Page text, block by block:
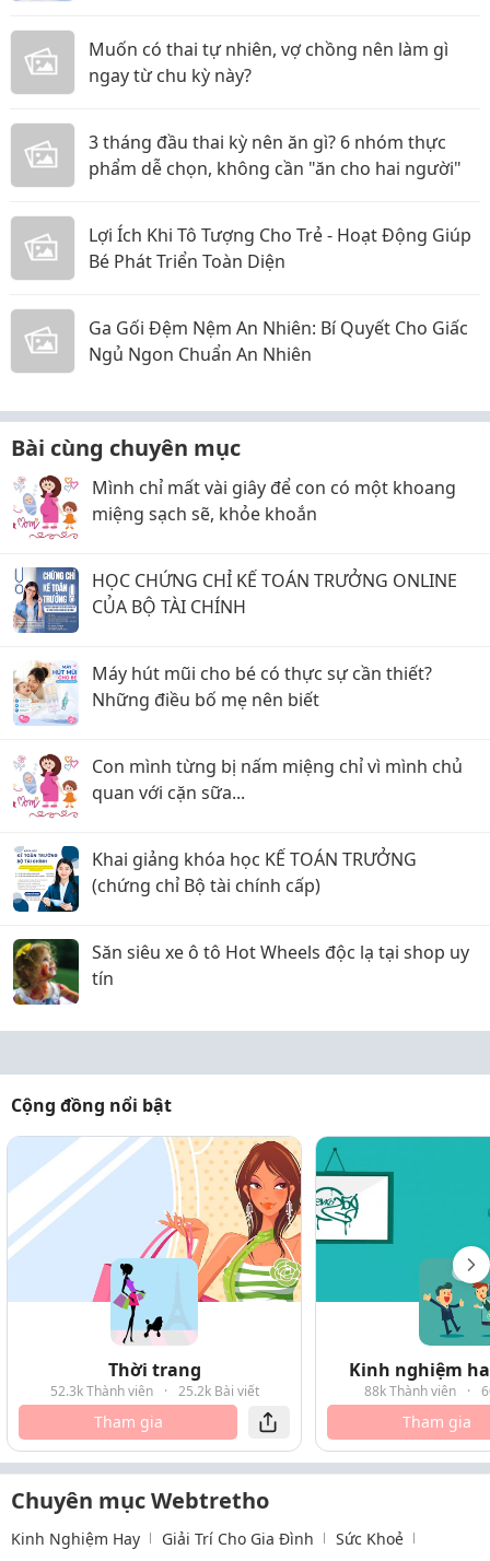
Muốn có thai tự nhiên, vợ chồng nên làm gì
ngay từ chu kỳ này?
3 tháng đầu thai kỳ nên ăn gì? 6 nhóm thực
phẩm dễ chọn, không cần "ăn cho hai người"
Lợi Ích Khi Tô Tượng Cho Trẻ - Hoạt Động Giúp
Bé Phát Triển Toàn Diện
Ga Gối Đệm Nệm An Nhiên: Bí Quyết Cho Giấc
Ngủ Ngon Chuẩn An Nhiên
Bài cùng chuyên mục
Mình chỉ mất vài giây để con có một khoang
miệng sạch sẽ, khỏe khoắn
HỌC CHỨNG CHỈ KẾ TOÁN TRƯỞNG ONLINE
CỦA BỘ TÀI CHÍNH
Máy hút mũi cho bé có thực sự cần thiết?
Những điều bố mẹ nên biết
Con mình từng bị nấm miệng chỉ vì mình chủ
quan với cặn sữa...
Khai giảng khóa học KẾ TOÁN TRƯỞNG
(chứng chỉ Bộ tài chính cấp)
Săn siêu xe ô tô Hot Wheels độc lạ tại shop uy
tín
Cộng đồng nổi bật
Thời trang
52.3k Thành viên · 25.2k Bài viết
Tham gia
Kinh nghiệm
88k Thành viên ·
Tham gia
Chuyên mục Webtretho
Kinh Nghiệm Hay Giải Trí Cho Gia Đình Sức Khoẻ